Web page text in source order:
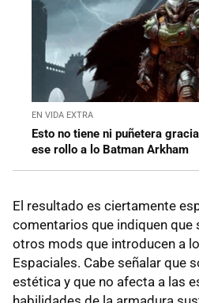
EN VIDA EXTRA
Esto no tiene ni puñetera
ese rollo a lo Batman Arkham
El resultado es ciertamente
comentarios que indiquen que
otros mods que introducen a
Espaciales. Cabe señalar que
estética y que no afecta a las